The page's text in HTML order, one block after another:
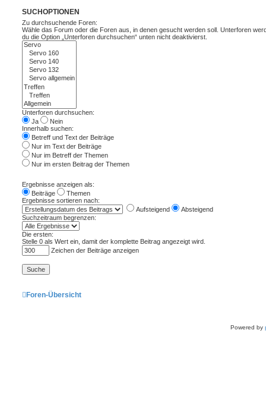
SUCHOPTIONEN
Zu durchsuchende Foren:
Wähle das Forum oder die Foren aus, in denen gesucht werden soll. Unterforen
du die Option „Unterforen durchsuchen“ unten nicht deaktivierst.
Unterforen durchsuchen:
Ja
Nein
Innerhalb suchen:
Betreff und Text der Beiträge
Nur im Text der Beiträge
Nur im Betreff der Themen
Nur im ersten Beitrag der Themen
Ergebnisse anzeigen als:
Beiträge
Themen
Ergebnisse sortieren nach:
Aufsteigend
Absteigend
Suchzeitraum begrenzen:
Die ersten:
Stelle 0 als Wert ein, damit der komplette Beitrag angezeigt wird.
Zeichen der Beiträge anzeigen
Foren-Übersicht
Powered by